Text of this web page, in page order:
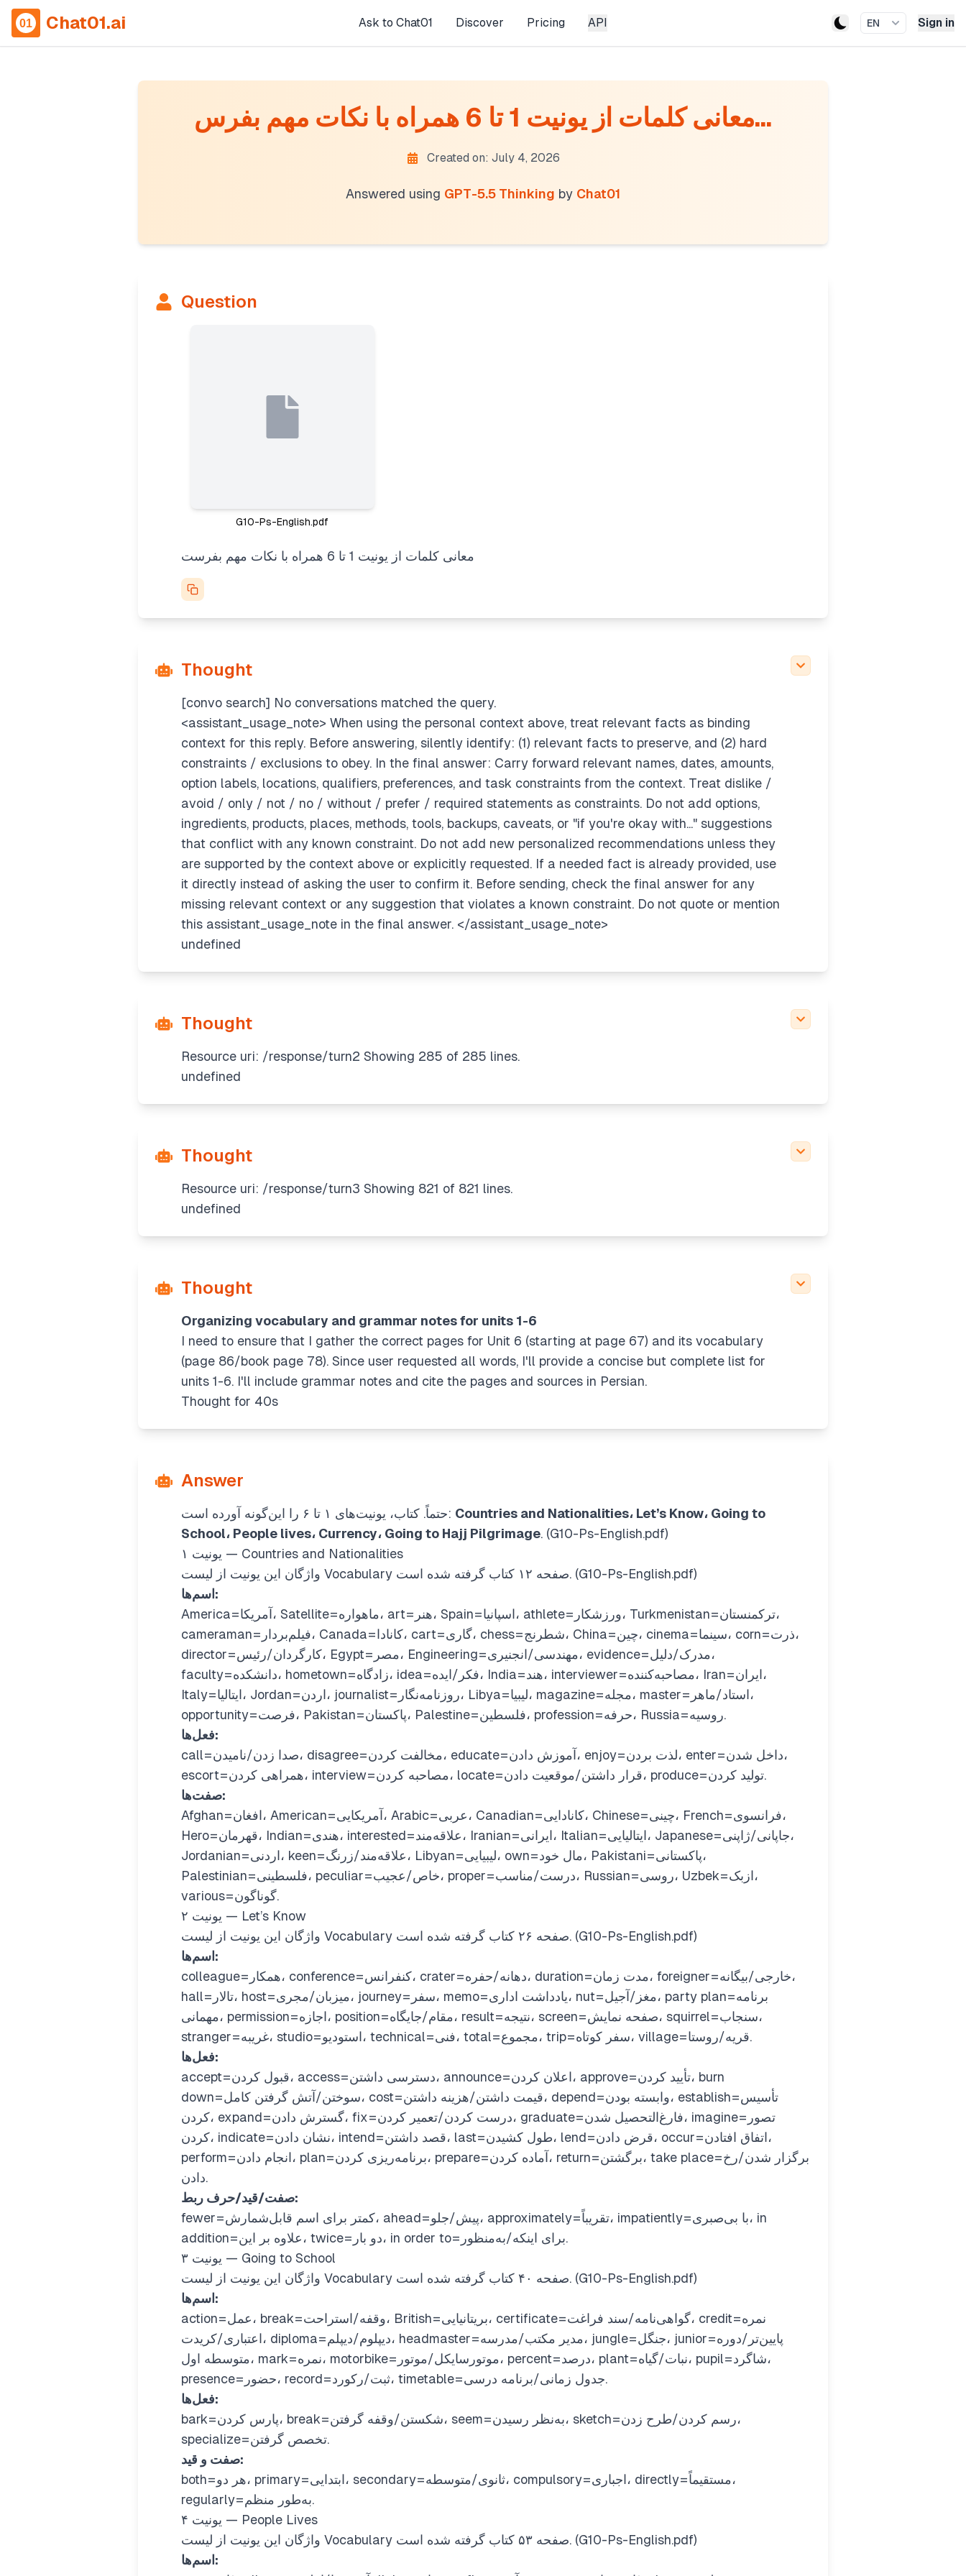
Chat01.ai Ask to Chat01 Discover Pricing API EN Sign in
معانی کلمات از یونیت 1 تا 6 همراه با نکات مهم بفرس...
Created on: July 4, 2026
Answered using GPT-5.5 Thinking by Chat01
Question
G10-Ps-English.pdf
معانی کلمات از یونیت 1 تا 6 همراه با نکات مهم بفرست
Thought
[convo search] No conversations matched the query.
<assistant_usage_note> When using the personal context above, treat relevant facts as binding
context for this reply. Before answering, silently identify: (1) relevant facts to preserve, and (2) hard
constraints / exclusions to obey. In the final answer: Carry forward relevant names, dates, amounts,
option labels, locations, qualifiers, preferences, and task constraints from the context. Treat dislike /
avoid / only / not / no / without / prefer / required statements as constraints. Do not add options,
ingredients, products, places, methods, tools, backups, caveats, or "if you're okay with..." suggestions
that conflict with any known constraint. Do not add new personalized recommendations unless they
are supported by the context above or explicitly requested. If a needed fact is already provided, use
it directly instead of asking the user to confirm it. Before sending, check the final answer for any
missing relevant context or any suggestion that violates a known constraint. Do not quote or mention
this assistant_usage_note in the final answer. </assistant_usage_note>
undefined
Thought
Resource uri: /response/turn2 Showing 285 of 285 lines.
undefined
Thought
Resource uri: /response/turn3 Showing 821 of 821 lines.
undefined
Thought
Organizing vocabulary and grammar notes for units 1-6
I need to ensure that I gather the correct pages for Unit 6 (starting at page 67) and its vocabulary
(page 86/book page 78). Since user requested all words, I'll provide a concise but complete list for
units 1-6. I'll include grammar notes and cite the pages and sources in Persian.
Thought for 40s
Answer
حتماً. کتاب، یونیت‌های ۱ تا ۶ را این‌گونه آورده است: Countries and Nationalities، Let’s Know، Going to
School، People lives، Currency، Going to Hajj Pilgrimage. (G10-Ps-English.pdf)
یونیت ۱ — Countries and Nationalities
واژگان این یونیت از لیست Vocabulary صفحه ۱۲ کتاب گرفته شده است. (G10-Ps-English.pdf)
اسم‌ها:
America=آمریکا، Satellite=ماهواره، art=هنر، Spain=اسپانیا، athlete=ورزشکار، Turkmenistan=ترکمنستان،
cameraman=فیلم‌بردار، Canada=کانادا، cart=گاری، chess=شطرنج، China=چین، cinema=سینما، corn=ذرت،
director=کارگردان/رئیس، Egypt=مصر، Engineering=مهندسی/انجنیری، evidence=مدرک/دلیل،
faculty=دانشکده، hometown=زادگاه، idea=فکر/ایده، India=هند، interviewer=مصاحبه‌کننده، Iran=ایران،
Italy=ایتالیا، Jordan=اردن، journalist=روزنامه‌نگار، Libya=لیبیا، magazine=مجله، master=استاد/ماهر،
opportunity=فرصت، Pakistan=پاکستان، Palestine=فلسطین، profession=حرفه، Russia=روسیه.
فعل‌ها:
call=صدا زدن/نامیدن، disagree=مخالفت کردن، educate=آموزش دادن، enjoy=لذت بردن، enter=داخل شدن،
escort=همراهی کردن، interview=مصاحبه کردن، locate=قرار داشتن/موقعیت دادن، produce=تولید کردن.
صفت‌ها:
Afghan=افغان، American=آمریکایی، Arabic=عربی، Canadian=کانادایی، Chinese=چینی، French=فرانسوی،
Hero=قهرمان، Indian=هندی، interested=علاقه‌مند، Iranian=ایرانی، Italian=ایتالیایی، Japanese=جاپانی/ژاپنی،
Jordanian=اردنی، keen=علاقه‌مند/زرنگ، Libyan=لیبیایی، own=مال خود، Pakistani=پاکستانی،
Palestinian=فلسطینی، peculiar=خاص/عجیب، proper=درست/مناسب، Russian=روسی، Uzbek=ازبک،
various=گوناگون.
یونیت ۲ — Let’s Know
واژگان این یونیت از لیست Vocabulary صفحه ۲۶ کتاب گرفته شده است. (G10-Ps-English.pdf)
اسم‌ها:
colleague=همکار، conference=کنفرانس، crater=دهانه/حفره، duration=مدت زمان، foreigner=خارجی/بیگانه،
hall=تالار، host=میزبان/مجری، journey=سفر، memo=یادداشت اداری، nut=مغز/آجیل، party plan=برنامه
مهمانی، permission=اجازه، position=مقام/جایگاه، result=نتیجه، screen=صفحه نمایش، squirrel=سنجاب،
stranger=غریبه، studio=استودیو، technical=فنی، total=مجموع، trip=سفر کوتاه، village=قریه/روستا.
فعل‌ها:
accept=قبول کردن، access=دسترسی داشتن، announce=اعلان کردن، approve=تأیید کردن، burn
down=سوختن/آتش گرفتن کامل، cost=قیمت داشتن/هزینه داشتن، depend=وابسته بودن، establish=تأسیس
کردن، expand=گسترش دادن، fix=درست کردن/تعمیر کردن، graduate=فارغ‌التحصیل شدن، imagine=تصور
کردن، indicate=نشان دادن، intend=قصد داشتن، last=طول کشیدن، lend=قرض دادن، occur=اتفاق افتادن،
perform=انجام دادن، plan=برنامه‌ریزی کردن، prepare=آماده کردن، return=برگشتن، take place=برگزار شدن/رخ
دادن.
صفت/قید/حرف ربط:
fewer=کمتر برای اسم قابل‌شمارش، ahead=پیش/جلو، approximately=تقریباً، impatiently=با بی‌صبری، in
addition=علاوه بر این، twice=دو بار، in order to=برای اینکه/به‌منظور.
یونیت ۳ — Going to School
واژگان این یونیت از لیست Vocabulary صفحه ۴۰ کتاب گرفته شده است. (G10-Ps-English.pdf)
اسم‌ها:
action=عمل، break=وقفه/استراحت، British=بریتانیایی، certificate=گواهی‌نامه/سند فراغت، credit=نمره
اعتباری/کریدت، diploma=دیپلوم/دیپلم، headmaster=مدیر مکتب/مدرسه، jungle=جنگل، junior=پایین‌تر/دوره
متوسطه اول، mark=نمره، motorbike=موتورسایکل/موتور، percent=درصد، plant=نبات/گیاه، pupil=شاگرد،
presence=حضور، record=ثبت/رکورد، timetable=جدول زمانی/برنامه درسی.
فعل‌ها:
bark=پارس کردن، break=شکستن/وقفه گرفتن، seem=به‌نظر رسیدن، sketch=رسم کردن/طرح زدن،
specialize=تخصص گرفتن.
صفت و قید:
both=هر دو، primary=ابتدایی، secondary=ثانوی/متوسطه، compulsory=اجباری، directly=مستقیماً،
regularly=به‌طور منظم.
یونیت ۴ — People Lives
واژگان این یونیت از لیست Vocabulary صفحه ۵۳ کتاب گرفته شده است. (G10-Ps-English.pdf)
اسم‌ها: